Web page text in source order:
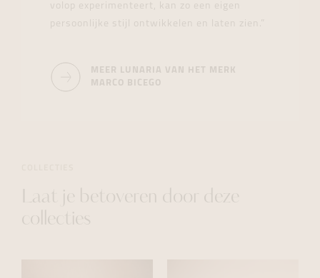
volop experimenteert, kan zo een eigen
persoonlijke stijl ontwikkelen en laten zien.”
MEER LUNARIA VAN HET MERK
MARCO BICEGO
Laat je betoveren door deze
collecties